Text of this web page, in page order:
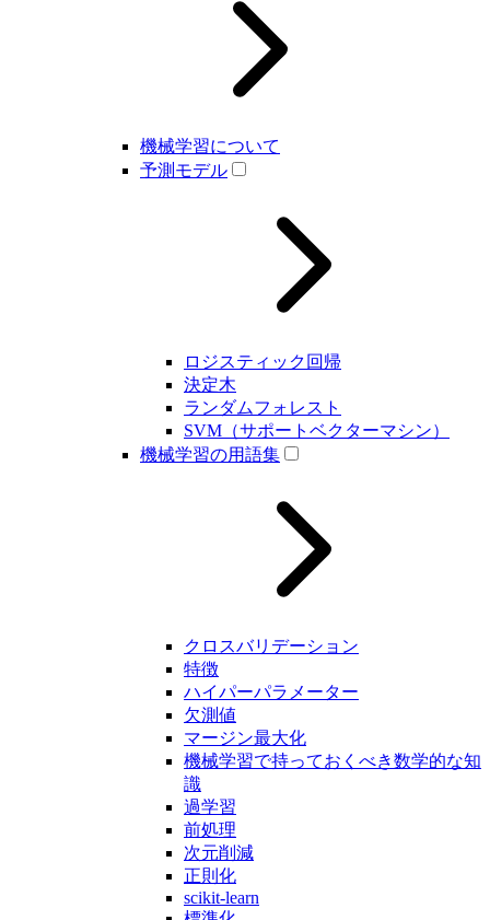
機械学習について
予測モデル
ロジスティック回帰
決定木
ランダムフォレスト
SVM（サポートベクターマシン）
機械学習の用語集
クロスバリデーション
特徴
ハイパーパラメーター
欠測値
マージン最大化
機械学習で持っておくべき数学的な知
識
過学習
前処理
次元削減
正則化
scikit-learn